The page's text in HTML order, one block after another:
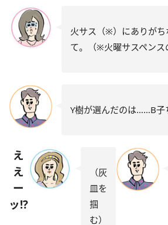
火サス（※）にありが
て。（※火曜サスペンス
Y樹が選んだのは……B子
え
え
ー
ッ!?
（灰
皿を
掴
む）